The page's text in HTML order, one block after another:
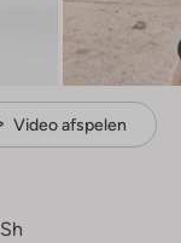
Video afspelen